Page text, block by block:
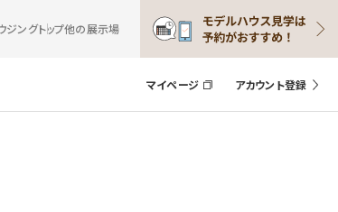
ジングトップ他の展示場
マイページ アカウント登録